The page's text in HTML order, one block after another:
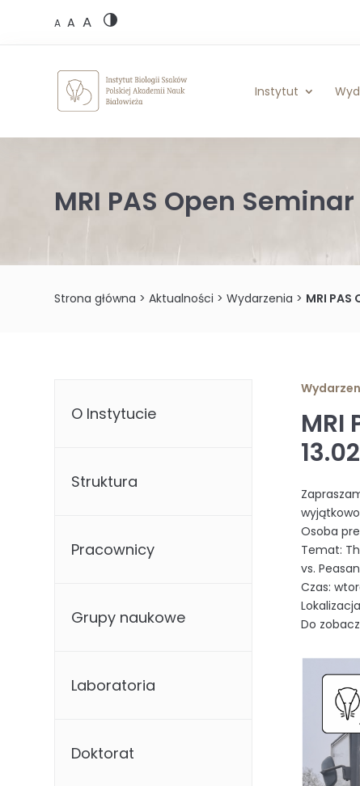
A A A
Instytut
MRI PAS Open
Strona główna >Aktualności >Wydarzenia > MRI
MRI
Osoba
Temat:
vs.
Czas:
Do
O Instytucie
Struktura
Pracownicy
Grupy naukowe
Laboratoria
Doktorat